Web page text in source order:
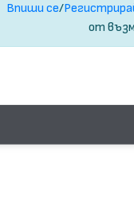
Впиши се/
от